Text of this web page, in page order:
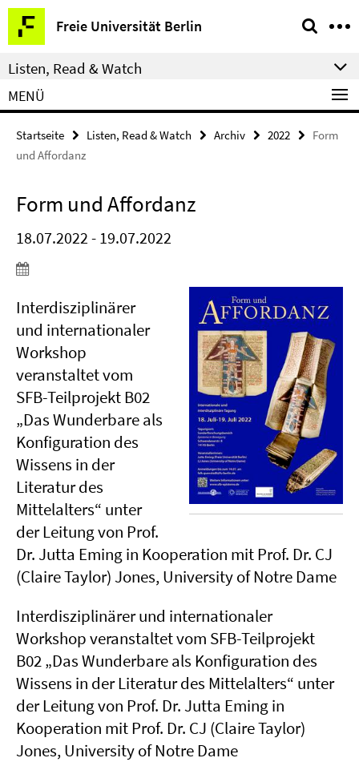
Springe
direkt
zu
Inhalt
Freie Universität Berlin
Service-
Navigation
Listen, Read & Watch
MENÜ
Startseite Listen, Read & Watch Archiv 2022
Form
und Affordanz
Form und Affordanz
18.07.2022 - 19.07.2022
Interdisziplinärer
und internationaler
Workshop
veranstaltet vom
SFB-Teilprojekt B02
„Das Wunderbare als
Konfiguration des
Wissens in der
Literatur des
Mittelalters“ unter
der Leitung von Prof.
Dr. Jutta Eming in Kooperation mit Prof. Dr. CJ
(Claire Taylor) Jones, University of Notre Dame
Interdisziplinärer und internationaler
Workshop veranstaltet vom SFB-Teilprojekt
B02 „Das Wunderbare als Konfiguration des
Wissens in der Literatur des Mittelalters“ unter
der Leitung von Prof. Dr. Jutta Eming in
Kooperation mit Prof. Dr. CJ (Claire Taylor)
Jones, University of Notre Dame